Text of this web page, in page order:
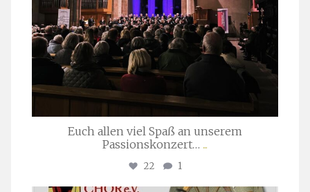
Euch allen viel Spaß an unserem
Passionskonzert… ...
22 1